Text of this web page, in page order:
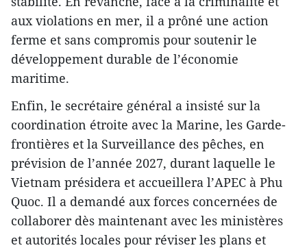
aux violations en mer, il a prôné une action
ferme et sans compromis pour soutenir le
développement durable de l’économie
maritime.
Enfin, le secrétaire général a insisté sur la
coordination étroite avec la Marine, les Garde-
frontières et la Surveillance des pêches, en
prévision de l’année 2027, durant laquelle le
Vietnam présidera et accueillera l’APEC à Phu
Quoc. Il a demandé aux forces concernées de
collaborer dès maintenant avec les ministères
et autorités locales pour réviser les plans et